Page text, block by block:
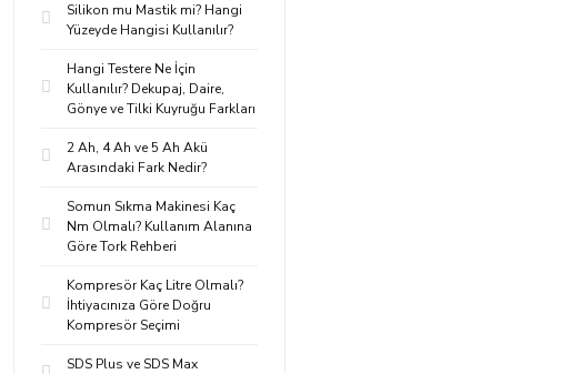
Silikon mu Mastik mi? Hangi
Yüzeyde Hangisi Kullanılır?
Hangi Testere Ne İçin
Kullanılır? Dekupaj, Daire,
Gönye ve Tilki Kuyruğu Farkları
2 Ah, 4 Ah ve 5 Ah Akü
Arasındaki Fark Nedir?
Somun Sıkma Makinesi Kaç
Nm Olmalı? Kullanım Alanına
Göre Tork Rehberi
Kompresör Kaç Litre Olmalı?
İhtiyacınıza Göre Doğru
Kompresör Seçimi
SDS Plus ve SDS Max